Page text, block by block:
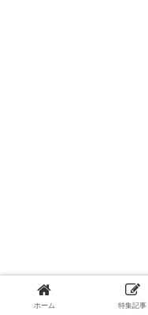
ホーム 特集記事